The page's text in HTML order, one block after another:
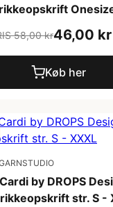
58,00 kr46,00 kr
Køb her
by DROPS
str. S -